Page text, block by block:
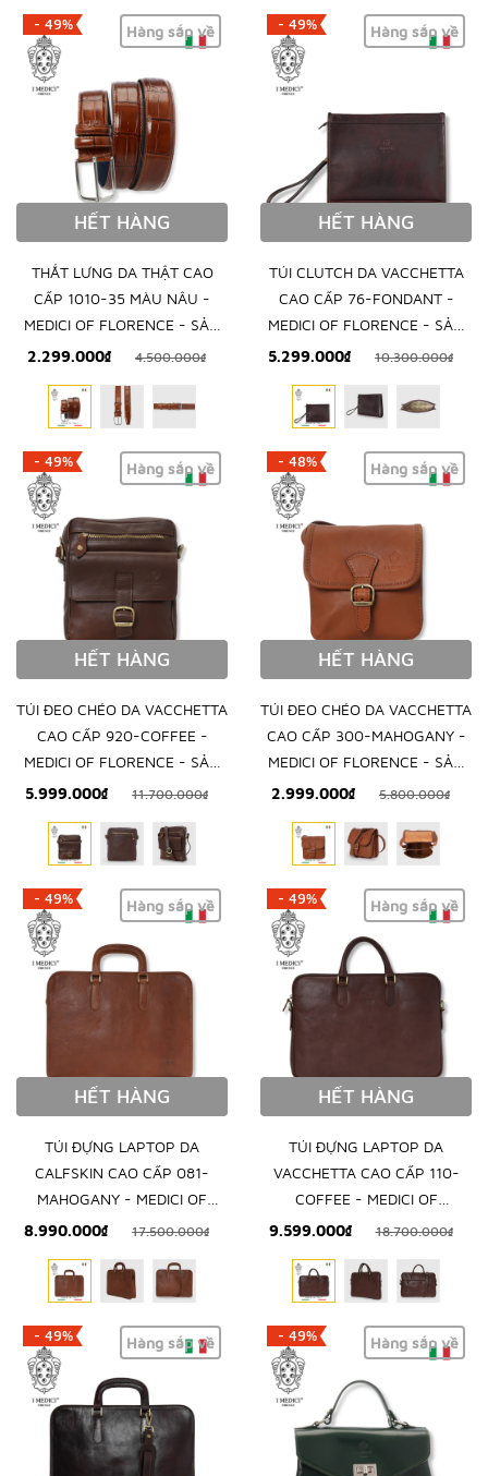
- 49% Hàng sắp về
HẾT HÀNG
THẮT LƯNG DA THẬT CAO
CẤP 1010-35 MÀU NÂU -
MEDICI OF FLORENCE - SẢN
XUẤT THỦ CÔNG TẠI ITALIA
2.299.000₫ 4.500.000₫
- 49% Hàng sắp về
HẾT HÀNG
TÚI CLUTCH DA VACCHETTA
CAO CẤP 76-FONDANT -
MEDICI OF FLORENCE - SẢN
XUẤT THỦ CÔNG TẠI ITALY
5.299.000₫ 10.300.000₫
- 49% Hàng sắp về
HẾT HÀNG
TÚI ĐEO CHÉO DA VACCHETTA
CAO CẤP 920-COFFEE -
MEDICI OF FLORENCE - SẢN
XUẤT THỦ CÔNG TẠI ITALY
5.999.000₫ 11.700.000₫
- 48% Hàng sắp về
HẾT HÀNG
TÚI ĐEO CHÉO DA VACCHETTA
CAO CẤP 300-MAHOGANY -
MEDICI OF FLORENCE - SẢN
XUẤT THỦ CÔNG TẠI ITALY
2.999.000₫ 5.800.000₫
- 49% Hàng sắp về
HẾT HÀNG
TÚI ĐỰNG LAPTOP DA
CALFSKIN CAO CẤP 081-
MAHOGANY - MEDICI OF
FLORENCE - SẢN XUẤT THỦ
8.990.000₫ 17.500.000₫
- 49% Hàng sắp về
HẾT HÀNG
TÚI ĐỰNG LAPTOP DA
VACCHETTA CAO CẤP 110-
COFFEE - MEDICI OF
FLORENCE - SẢN XUẤT THỦ
9.599.000₫ 18.700.000₫
- 49% Hàng sắp về - 49% Hàng sắp về